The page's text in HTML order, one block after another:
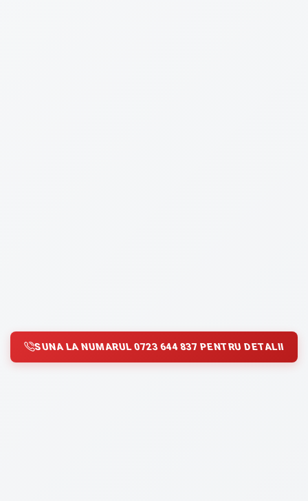
SUNA LA NUMARUL 0723 644 837 PENTRU DETALII